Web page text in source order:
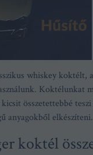
whiskey
Koktélunkat
összetettebbé
anyagokből elkészíteni.
koktél